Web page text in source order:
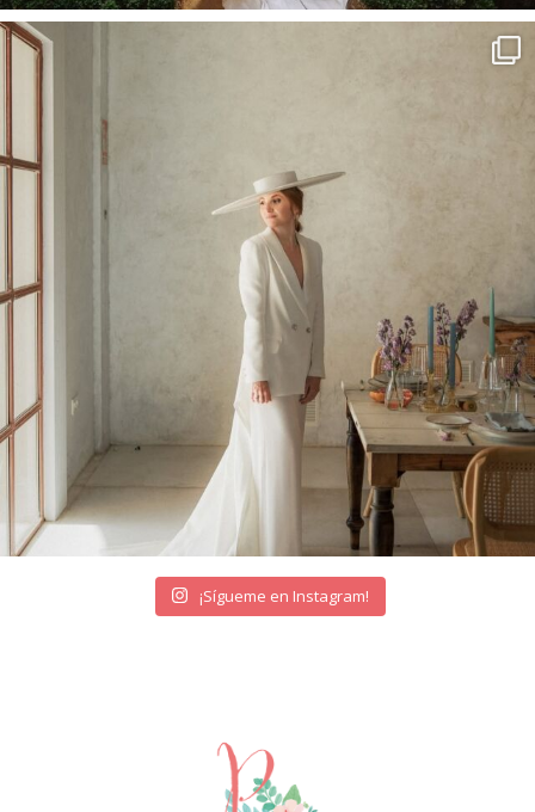
¡Sígueme en Instagram!